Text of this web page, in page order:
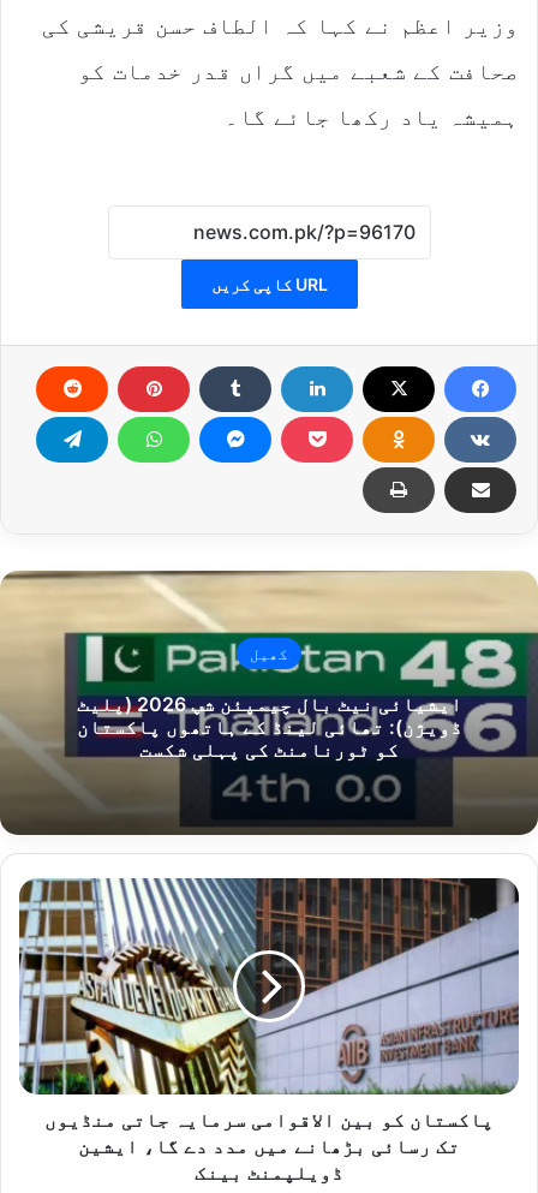
وزیر اعظم نے کہا کہ الطاف حسن قریشی کی
صحافت کے شعبے میں گراں قدر خدمات کو
ہمیشہ یاد رکھا جائے گا۔
URL کاپی کریں
کھیل
ایشیائی نیٹ بال چیمپئن شپ 2026 (پلیٹ
ڈویژن): تھائی لینڈ کے ہاتھوں پاکستان
کو ٹورنامنٹ کی پہلی شکست
پاکستان
کو
الاقوامی
جاتی
منڈیوں
رسائی
بڑھانےپاکستان کو بین الاقوامی سرمایہ جاتی منڈیوں
تک رسائی بڑھانے میں مدد دے گا، ایشین
ڈویلپمنٹ بینک